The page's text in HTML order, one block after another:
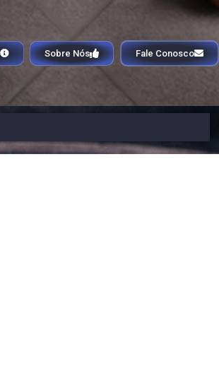
Sobre Nós Fale Conosco